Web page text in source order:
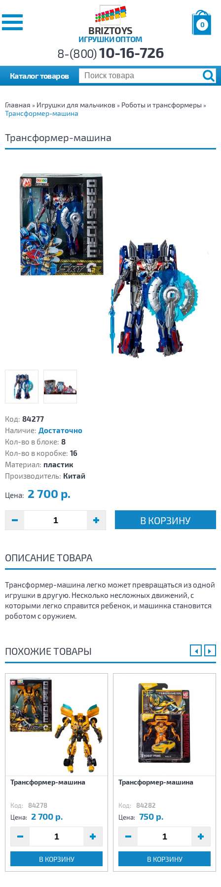
BRIZTOYS
ИГРУШКИ ОПТОМ
0
р.
8-(800)10-16-726
Каталог товаров
Главная » Игрушки для мальчиков » Роботы и трансформеры »
Трансформер-машина
Трансформер-машина
Код: 84277
Наличие: Достаточно
Кол-во в блоке: 8
Кол-во в коробке: 16
Материал: пластик
Производитель: Китай
Цена: 2 700 р.
В КОРЗИНУ
ОПИСАНИЕ ТОВАРА
Трансформер-машина легко может превращаться из одной
игрушки в другую. Несколько несложных движений, с
которыми легко справится ребенок, и машинка становится
роботом с оружием.
ПОХОЖИЕ ТОВАРЫ
Трансформер-машина
Код: 84278
Цена: 2 700 р.
В КОРЗИНУ
Трансформер-машина
Код: 84282
Цена: 750 р.
В КОРЗИНУ